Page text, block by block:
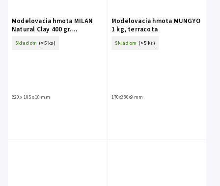
Modelovacia hmota MILAN
Natural Clay 400 gr.
tvrdnúca
Skladom (>5 ks)
220 x 105 x 10 mm
Modelovacia hmota MUNGYO
1 kg, terracota
Skladom (>5 ks)
170x280x9 mm